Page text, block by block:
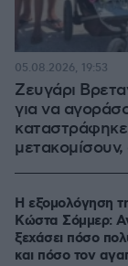
Ζευγάρι
για να
καταστράφηκε
05.08.2026, 19:53
Η εξομολόγηση
Κώστα Σόμμερ:
ξεχάσει πόσο
και πόσο τον